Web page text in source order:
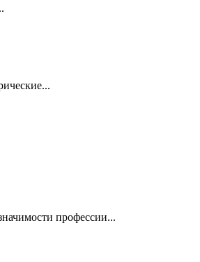
профессии...